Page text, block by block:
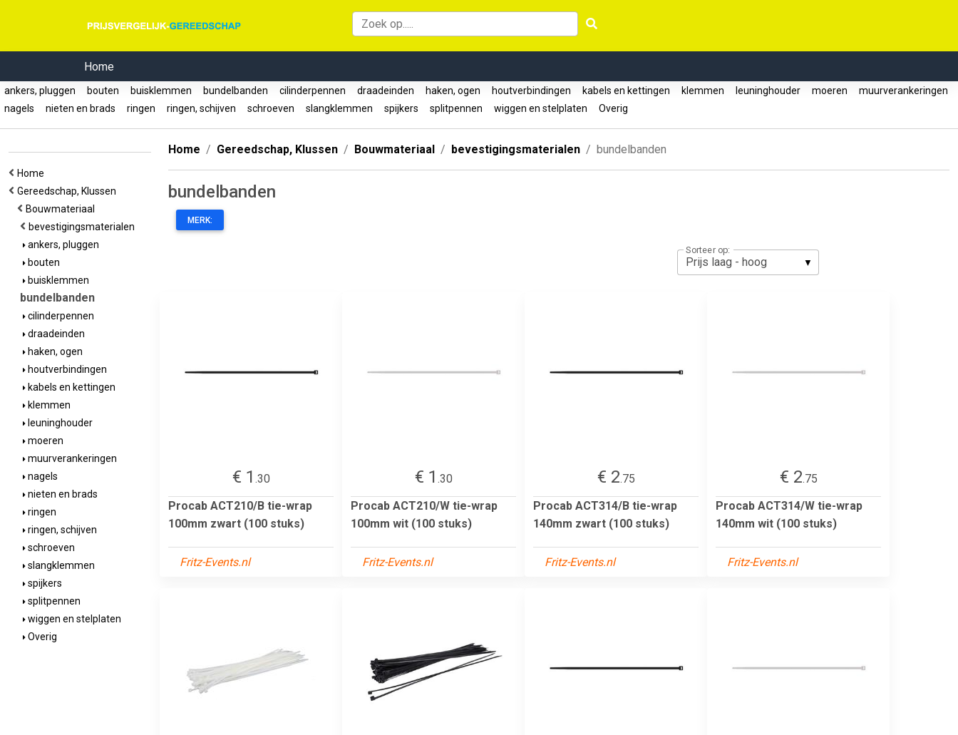
Home
ankers, pluggen bouten buisklemmen bundelbanden cilinderpennen draadeinden haken, ogen houtverbindingen kabels en kettingen klemmen leuninghouder moeren
muurverankeringen
nagels
nieten en brads ringen ringen, schijven schroeven slangklemmen spijkers splitpennen wiggen en stelplaten Overig
Home
Gereedschap, Klussen
Bouwmateriaal
bevestigingsmaterialen
ankers, pluggen
bouten
buisklemmen
bundelbanden
cilinderpennen
draadeinden
haken, ogen
houtverbindingen
kabels en kettingen
klemmen
leuninghouder
moeren
muurverankeringen
nagels
nieten en brads
ringen
ringen, schijven
schroeven
slangklemmen
spijkers
splitpennen
wiggen en stelplaten
Overig
Home Gereedschap, Klussen Bouwmateriaal bevestigingsmaterialen bundelbanden
bundelbanden
MERK:
Sorteer op:
€ 1 .30
Procab ACT210/B tie-wrap
100mm zwart (100 stuks)
Fritz-Events.nl
€ 1 .30
Procab ACT210/W tie-wrap
100mm wit (100 stuks)
Fritz-Events.nl
€ 2.75
Procab ACT314/B tie-wrap
140mm zwart (100 stuks)
Fritz-Events.nl
€ 2.75
Procab ACT314/W tie-wrap
140mm wit (100 stuks)
Fritz-Events.nl